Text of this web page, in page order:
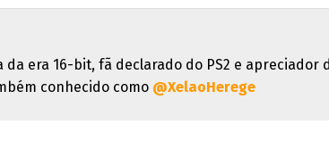
da era 16-bit, fã declarado do PS2 e
conhecido como @XelaoHerege